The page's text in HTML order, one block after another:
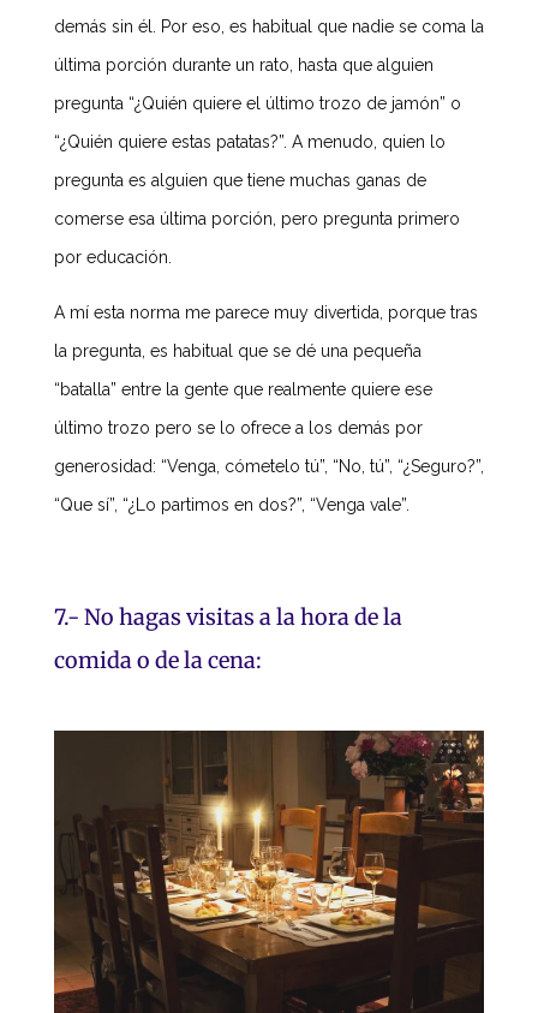
demás sin él. Por eso, es habitual que nadie se coma la
última porción durante un rato, hasta que alguien
pregunta “¿Quién quiere el último trozo de jamón” o
“¿Quién quiere estas patatas?”. A menudo, quien lo
pregunta es alguien que tiene muchas ganas de
comerse esa última porción, pero pregunta primero
por educación.
A mí esta norma me parece muy divertida, porque tras
la pregunta, es habitual que se dé una pequeña
“batalla” entre la gente que realmente quiere ese
último trozo pero se lo ofrece a los demás por
generosidad: “Venga, cómetelo tú”, “No, tú”, “¿Seguro?”,
“Que sí”, “¿Lo partimos en dos?”, “Venga vale”.
7.- No hagas visitas a la hora de la
comida o de la cena: